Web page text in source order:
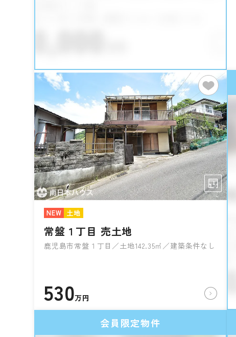
NEW 土地
常盤１丁目 売土地
鹿児島市常盤１丁目／土地142.35㎡／建築条件なし
530万円
会員限定物件